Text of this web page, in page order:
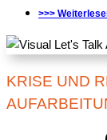
>>>
KRISE UND